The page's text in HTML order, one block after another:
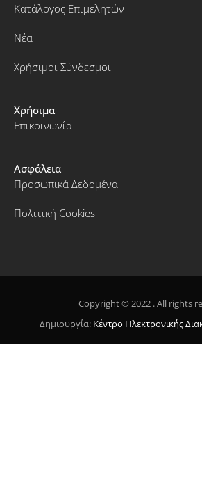
Κατάλογος Επιμελητών
Νέα
Χρήσιμοι Σύνδεσμοι
Χρήσιμα
Επικοινωνία
Ασφάλεια
Προσωπικά Δεδομένα
Πολιτική Cookies
Copyright © 2022 . All rights
Δημιουργία: Κέντρο Ηλεκτρονικής